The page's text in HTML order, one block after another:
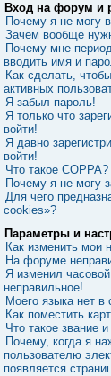
Вход на форум и
Почему я не могу
Зачем вообще
Почему мне
вводить имя и
Как сделать,
активных
Я забыл пароль!
Я только что
войти!
Я давно
войти!
Что такое COPPA?
Почему я не могу
Для чего
cookies»?
Параметры и
Как изменить мои
На форуме
Я изменил
неправильное!
Моего языка нет в
Как поместить
Что такое звание
Почему, когда я
пользователю
появляется